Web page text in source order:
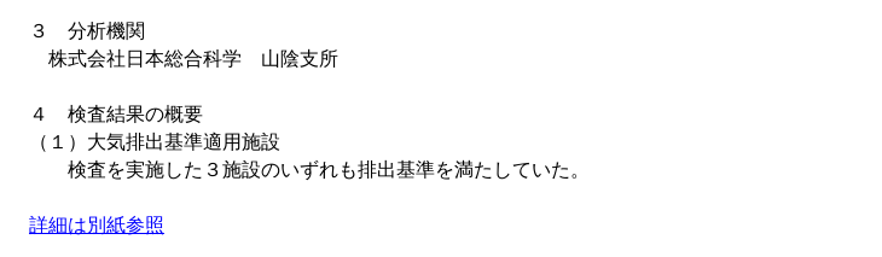
３ 分析機関
株式会社日本総合科学 山陰支所
４ 検査結果の概要
（１）大気排出基準適用施設
検査を実施した３施設のいずれも排出基準を満たしていた。
詳細は別紙参照